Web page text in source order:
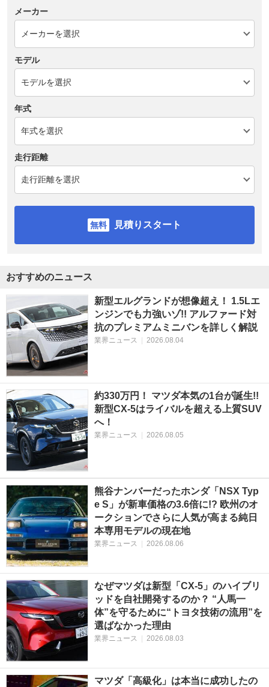
メーカー
モデル
年式
走行距離
見積りスタート
おすすめのニュース
新型エルグランドが想像超え！ 1.5Lエ
ンジンでも力強いゾ!! アルファード対
抗のプレミアムミニバンを詳しく解説
業界ニュース 2026.08.04
約330万円！ マツダ本気の1台が誕生!!
新型CX-5はライバルを超える上質SUV
へ！
業界ニュース 2026.08.05
熊谷ナンバーだったホンダ「NSX Typ
e S」が新車価格の3.6倍に!? 欧州のオ
ークションでさらに人気が高まる純日
本専用モデルの現在地
業界ニュース 2026.08.06
なぜマツダは新型「CX-5」のハイブリ
ッドを自社開発するのか？ “人馬一
体”を守るために“トヨタ技術の流用”を
選ばなかった理由
業界ニュース 2026.08.03
マツダ「高級化」は本当に成功したの